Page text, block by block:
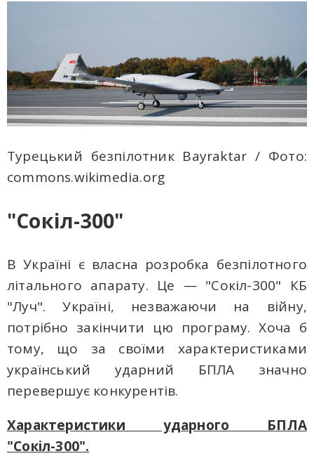
Турецький безпілотник Bayraktar / Фото:
commons.wikimedia.org
"Сокіл-300"
В Україні є власна розробка безпілотного
літального апарату. Це — "Сокіл-300" КБ
"Луч". Україні, незважаючи на війну,
потрібно закінчити цю програму. Хоча б
тому, що за своїми характеристиками
український ударний БПЛА значно
перевершує конкурентів.
Характеристики ударного БПЛА
"Сокіл-300".